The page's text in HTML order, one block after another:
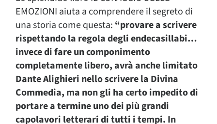
EMOZIONI aiuta a comprendere il segreto di
una storia come questa: “provare a scrivere
rispettando la regola degli endecasillabi…
invece di fare un componimento
completamente libero, avrà anche limitato
Dante Alighieri nello scrivere la Divina
Commedia, ma non gli ha certo impedito di
portare a termine uno dei più grandi
capolavori letterari di tutti i tempi. In